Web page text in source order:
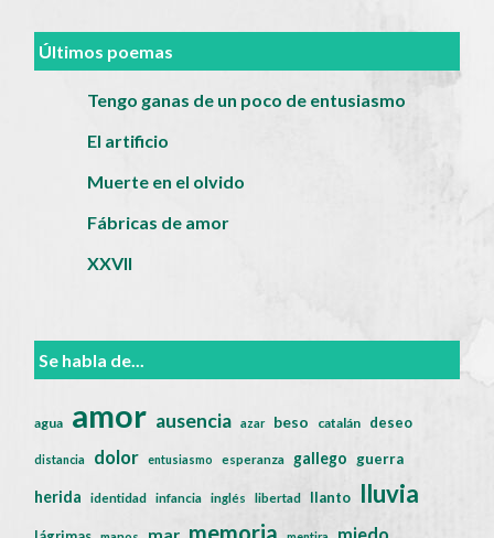
Últimos poemas
Tengo ganas de un poco de entusiasmo
El artificio
Muerte en el olvido
Fábricas de amor
XXVII
Se habla de...
agua amor ausencia azar beso catalán deseo
distancia dolor entusiasmo esperanza gallego guerra
herida identidad infancia inglés libertad llanto lluvia